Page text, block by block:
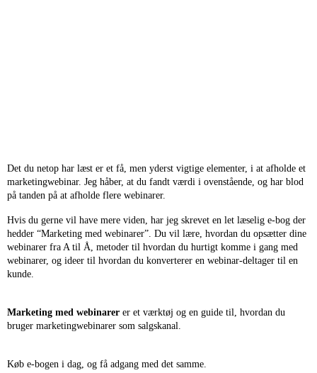
Det du netop har læst er et få, men yderst vigtige elementer, i at afholde et
marketingwebinar. Jeg håber, at du fandt værdi i ovenstående, og har blod
på tanden på at afholde flere webinarer.
Hvis du gerne vil have mere viden, har jeg skrevet en let læselig e-bog der
hedder “Marketing med webinarer”. Du vil lære, hvordan du opsætter dine
webinarer fra A til Å, metoder til hvordan du hurtigt komme i gang med
webinarer, og ideer til hvordan du konverterer en webinar-deltager til en
kunde.
Marketing med webinarer er et værktøj og en guide til, hvordan du
bruger marketingwebinarer som salgskanal.
Køb e-bogen i dag, og få adgang med det samme.